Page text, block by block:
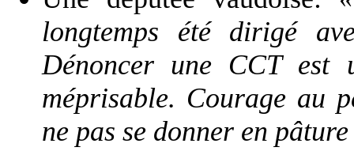
longtemps été dirigé
Dénoncer une CCT est
méprisable. Courage au
ne pas se donner en